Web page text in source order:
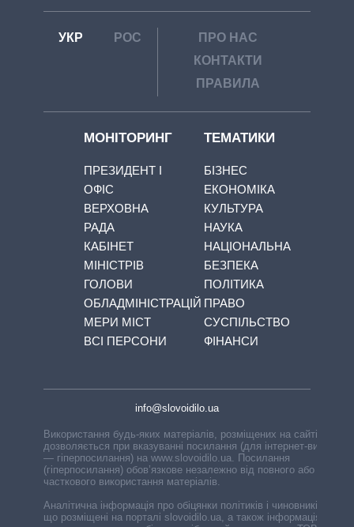
УКР РОС
ПРО НАС
КОНТАКТИ
ПРАВИЛА
МОНІТОРИНГ
ПРЕЗИДЕНТ І
ОФІС
ВЕРХОВНА
РАДА
КАБІНЕТ
МІНІСТРІВ
ГОЛОВИ
ОБЛАДМІНІСТРАЦІЙ
МЕРИ МІСТ
ВСІ ПЕРСОНИ
ТЕМАТИКИ
БІЗНЕС
ЕКОНОМІКА
КУЛЬТУРА
НАУКА
НАЦІОНАЛЬНА
БЕЗПЕКА
ПОЛІТИКА
ПРАВО
СУСПІЛЬСТВО
ФІНАНСИ
info@slovoidilo.ua
Використання будь-яких матеріалів, розміщених на сайті,
дозволяється при вказуванні посилання (для інтернет-видань
— гіперпосилання) на www.slovoidilo.ua. Посилання
(гіперпосилання) обов’язкове незалежно від повного або
часткового використання матеріалів.
Аналітична інформація про обіцянки політиків і чиновників,
що розміщені на порталі slovoidilo.ua, а також інформація про